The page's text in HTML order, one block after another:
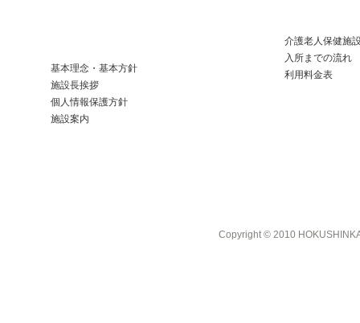
基本理念・基本方針
施設長挨拶
個人情報保護方針
施設案内
介護老人保健施
入所までの流れ
利用料金表
Copyright © 2010